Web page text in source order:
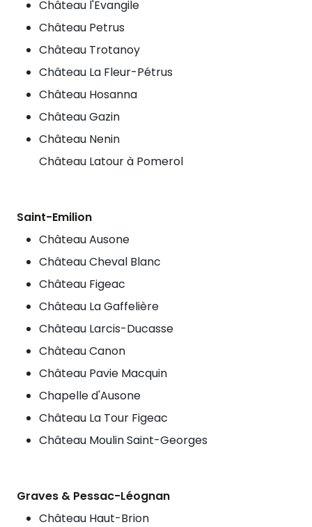
Château l'Evangile
Château Petrus
Château Trotanoy
Château La Fleur-Pétrus
Château Hosanna
Château Gazin
Château Nenin
Château Latour à Pomerol
Saint-Emilion
Château Ausone
Château Cheval Blanc
Château Figeac
Château La Gaffelière
Château Larcis-Ducasse
Château Canon
Château Pavie Macquin
Chapelle d'Ausone
Château La Tour Figeac
Château Moulin Saint-Georges
Graves & Pessac-Léognan
Château Haut-Brion